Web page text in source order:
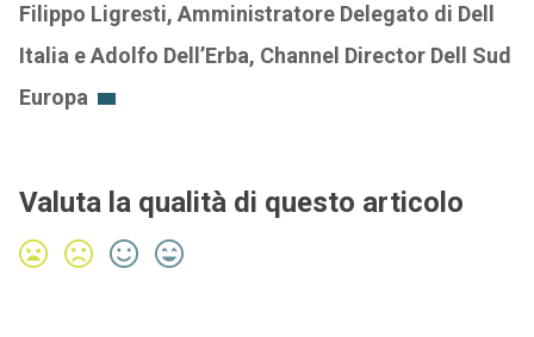
Filippo Ligresti, Amministratore Delegato di Dell
Italia e Adolfo Dell’Erba, Channel Director Dell Sud
Europa
Valuta la qualità di questo articolo